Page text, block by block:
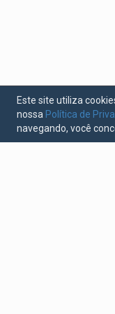
Este site utiliza
nossa Política de
navegando, você